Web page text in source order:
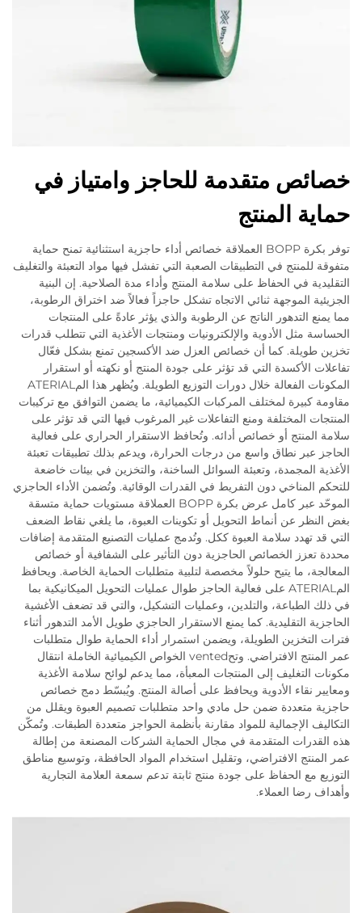
خصائص متقدمة للحاجز وامتياز في
حماية المنتج
توفر بكرة BOPP العملاقة خصائص أداء حاجزية استثنائية تمنح حماية
متفوقة للمنتج في التطبيقات الصعبة التي تفشل فيها مواد التعبئة والتغليف
التقليدية في الحفاظ على سلامة المنتج وأداء مدة الصلاحية. إن البنية
الجزيئية الموجهة ثنائي الاتجاه تشكل حاجزاً فعالاً ضد اختراق الرطوبة،
مما يمنع التدهور الناتج عن الرطوبة والذي يؤثر عادةً على المنتجات
الحساسة مثل الأدوية والإلكترونيات ومنتجات الأغذية التي تتطلب قدرات
تخزين طويلة. كما أن خصائص العزل ضد الأكسجين تمنع بشكل فعّال
تفاعلات الأكسدة التي قد تؤثر على جودة المنتج أو نكهته أو استقرار
المكونات الفعالة خلال دورات التوزيع الطويلة. ويُظهر هذا المATERIAL
مقاومة كبيرة لمختلف المركبات الكيميائية، ما يضمن التوافق مع تركيبات
المنتجات المختلفة ومنع التفاعلات غير المرغوب فيها التي قد تؤثر على
سلامة المنتج أو خصائص أدائه. وتُحافظ الاستقرار الحراري على فعالية
الحاجز عبر نطاق واسع من درجات الحرارة، ويدعم بذلك تطبيقات تعبئة
الأغذية المجمدة، وتعبئة السوائل الساخنة، والتخزين في بيئات خاضعة
للتحكم المناخي دون التفريط في القدرات الوقائية. وتُضمن الأداء الحاجزي
الموحّد عبر كامل عرض بكرة BOPP العملاقة مستويات حماية متسقة
بغض النظر عن أنماط التحويل أو تكوينات العبوة، ما يلغي نقاط الضعف
التي قد تهدد سلامة العبوة ككل. وتُدمج عمليات التصنيع المتقدمة إضافات
محددة تعزز الخصائص الحاجزية دون التأثير على الشفافية أو خصائص
المعالجة، ما يتيح حلولاً مخصصة لتلبية متطلبات الحماية الخاصة. ويحافظ
المATERIAL على فعالية الحاجز طوال عمليات التحويل الميكانيكية بما
في ذلك الطباعة، والتلدين، وعمليات التشكيل، والتي قد تضعف الأغشية
الحاجزية التقليدية. كما يمنع الاستقرار الحاجزي طويل الأمد التدهور أثناء
فترات التخزين الطويلة، ويضمن استمرار أداء الحماية طوال متطلبات
عمر المنتج الافتراضي. وتحvented الخواص الكيميائية الخاملة انتقال
مكونات التغليف إلى المنتجات المعبأة، مما يدعم لوائح سلامة الأغذية
ومعايير نقاء الأدوية ويحافظ على أصالة المنتج. ويُبسّط دمج خصائص
حاجزية متعددة ضمن حل مادي واحد متطلبات تصميم العبوة ويقلل من
التكاليف الإجمالية للمواد مقارنة بأنظمة الحواجز متعددة الطبقات. وتُمكّن
هذه القدرات المتقدمة في مجال الحماية الشركات المصنعة من إطالة
عمر المنتج الافتراضي، وتقليل استخدام المواد الحافظة، وتوسيع مناطق
التوزيع مع الحفاظ على جودة منتج ثابتة تدعم سمعة العلامة التجارية
وأهداف رضا العملاء.